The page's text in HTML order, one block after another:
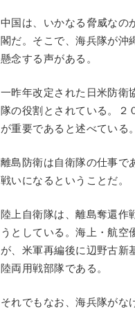
中国は、いかなる脅威なの
閣だ。そこで、海兵隊が沖
懸念する声がある。
一昨年改定された日米防衛
隊の役割とされている。２
が重要であると述べている。
離島防衛は自衛隊の仕事で
戦いになるということだ。
陸上自衛隊は、離島奪還作
うとしている。海上・航空
が、米軍再編後に辺野古新
陸両用戦部隊である。
それでもなお、海兵隊がな